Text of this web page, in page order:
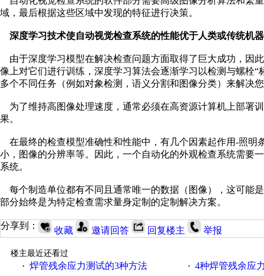
域，最后根据这些区域中发现的特征进行决策。
深度学习技术使自动视觉检查系统的性能优于人类或传统机
由于深度学习模型在解决检查问题方面取得了巨大成功，因
像上对它们进行训练，深度学习算法会逐渐学习以检测与螺栓
多个不同任务（例如对象检测，语义分割和图像分类）来解决
为了维持高图像处理速度，通常必须在高资源计算机上部署
果。
在最终的检查模型准确性和性能中，有几个因素起作用-照明
小，图像的分辨率等。因此，一个自动化的外观检查系统需要
系统。
每个制造单位都有不同且通常唯一的数据（图像），这可能
部分始终是为特定检查需求量身定制的定制解决方案。
分享到： 收藏 邀请回答 回复楼主 举报
楼主最近还看过
· 焊管残余应力测试的3种方法 · 4种焊管残余应